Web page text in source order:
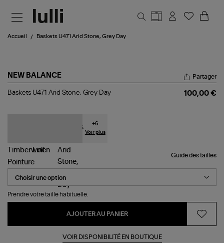
Accueil Baskets U471 Arid Stone, Grey Day
NEW BALANCE
Baskets
Partager
Baskets U471 Arid Stone, Grey Day 100,00 €
+6
Voir plus
Guide des tailles
Pointure
Prendre votre taille habituelle.
AJOUTER AU PANIER
VOIR DISPONIBILITÉ EN BOUTIQUE